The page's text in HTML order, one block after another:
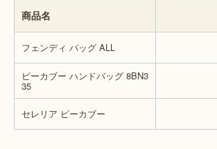
商品名
フェンディ バッグ ALL
ピーカブー ハンドバッグ 8BN3
35
セレリア ピーカブー